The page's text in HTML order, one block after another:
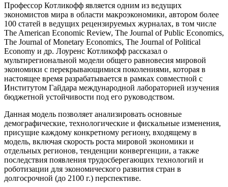
Профессор Котликофф является одним из ведущих
экономистов мира в области макроэкономики, автором более
100 статей в ведущих рецензируемых журналах, в том числе
The American Economic Review, The Journal of Public Economics,
The Journal of Monetary Economics, The Journal of Political
Economy и др. Лоуренс Котликофф рассказал о
мультирегиональной модели общего равновесия мировой
экономики с перекрывающимися поколениями, которая в
настоящее время разрабатывается в рамках совместной с
Институтом Гайдара международной лабораторией изучения
бюджетной устойчивости под его руководством.
Данная модель позволяет анализировать основные
демографические, технологические и фискальные изменения,
присущие каждому конкретному региону, входящему в
модель, включая скорость роста мировой экономики и
отдельных регионов, тенденции конвергенции, а также
последствия появления трудосберегающих технологий и
роботизации для экономического развития стран в
долгосрочной (до 2100 г.) перспективе.